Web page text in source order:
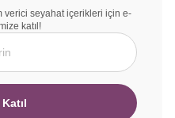
verici seyahat içerikleri için e-
katıl!